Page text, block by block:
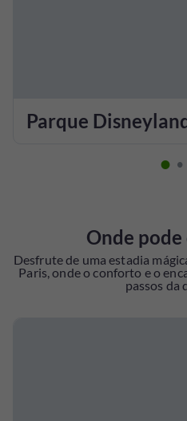
Parque
Onde pode
Desfrute de uma estadia
Paris, onde o conforto e o
passos da